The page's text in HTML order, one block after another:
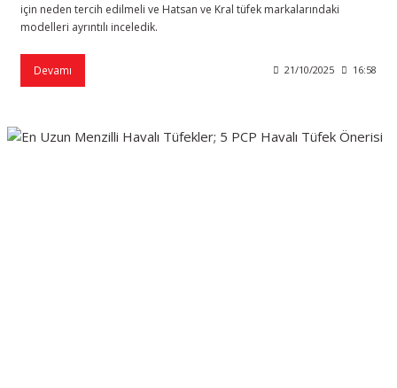
için neden tercih edilmeli ve Hatsan ve Kral tüfek markalarındaki
modelleri ayrıntılı inceledik.
Devamı 21/10/2025 16:58